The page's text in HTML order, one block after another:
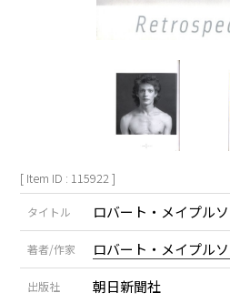
[ Item ID : 115922 ]
タイトル ロバート・メイプル
著者/作家 ロバート・メイプル
出版社 朝日新聞社